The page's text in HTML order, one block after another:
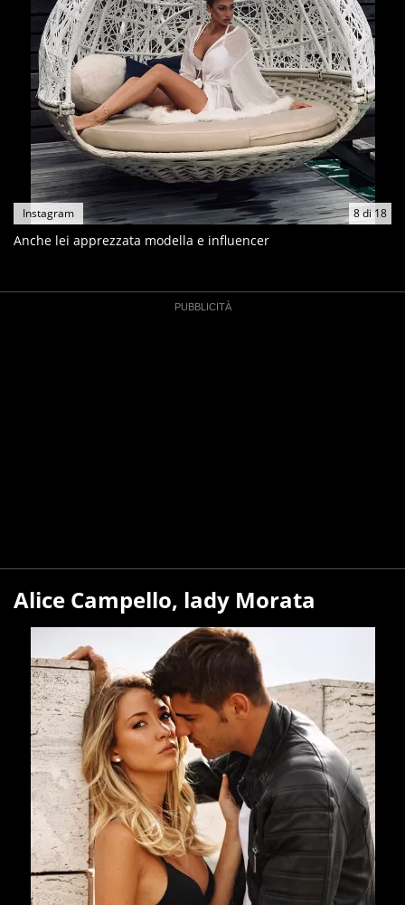
8di 18
Instagram
Anche lei apprezzata modella e influencer
Alice Campello, lady Morata